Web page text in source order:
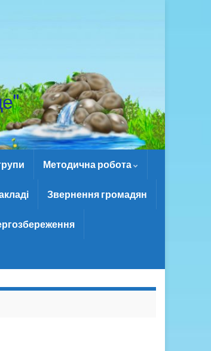
Методична робота
Звернення громадян